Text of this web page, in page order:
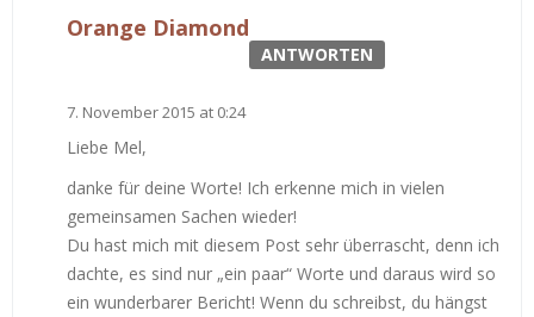
Orange Diamond
ANTWORTEN
7. November 2015 at 0:24
Liebe Mel,
danke für deine Worte! Ich erkenne mich in vielen
gemeinsamen Sachen wieder!
Du hast mich mit diesem Post sehr überrascht, denn ich
dachte, es sind nur „ein paar“ Worte und daraus wird so
ein wunderbarer Bericht! Wenn du schreibst, du hängst